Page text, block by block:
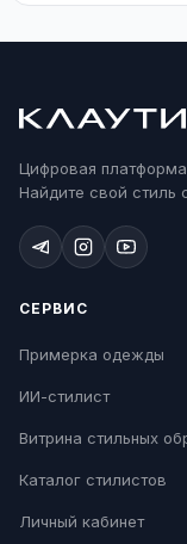
Цифровая
Найдите свой
СЕРВИС
Примерка одежды
ИИ-стилист
Витрина стильных
Каталог стилистов
Личный кабинет